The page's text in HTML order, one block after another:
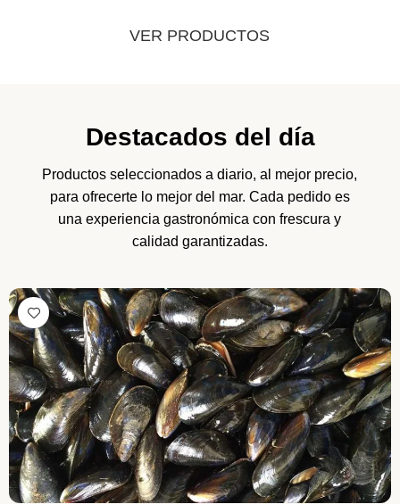
VER PRODUCTOS
Destacados del día
Productos seleccionados a diario, al mejor precio,
para ofrecerte lo mejor del mar. Cada pedido es
una experiencia gastronómica con frescura y
calidad garantizadas.